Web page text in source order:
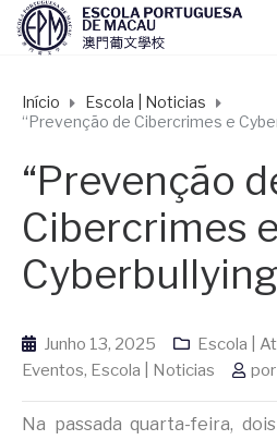
Início
Escola | Noticias
“Prevenção de Cibercrimes e
“Prevenção
Cibercrimes e
Junho 13, 2025 Escola |
Eventos, Escola | Noticias por
Na passada quarta-feira,